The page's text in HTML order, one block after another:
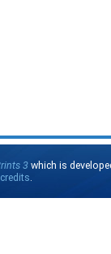
3 which is
.